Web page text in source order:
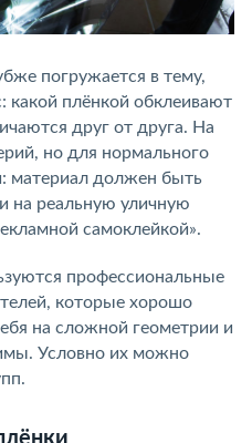
погружается в тему,
какой плёнкой обклеивают
друг от друга. На
но для нормального
материал должен быть
на реальную уличную
самоклейкой».
профессиональные
которые хорошо
на сложной геометрии и
Условно их можно